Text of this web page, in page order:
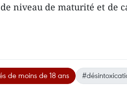
niveau de maturité et de
de moins de 18 ans